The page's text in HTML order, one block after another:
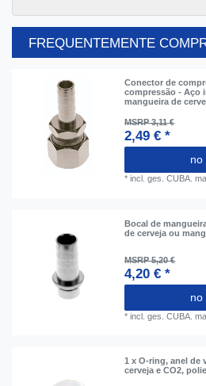
FREQUENTEMENTE
Conector de
compressão - Aço
mangueira de
MSRP 3,11 €
2,49 € *
no
*incl. ges. CUBA.
Bocal de
de cerveja ou
MSRP 5,20 €
4,20 € *
no
*incl. ges. CUBA.
1 x O-ring, anel de
cerveja e CO2,